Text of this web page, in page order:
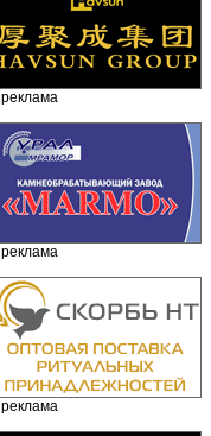
реклама
реклама
реклама